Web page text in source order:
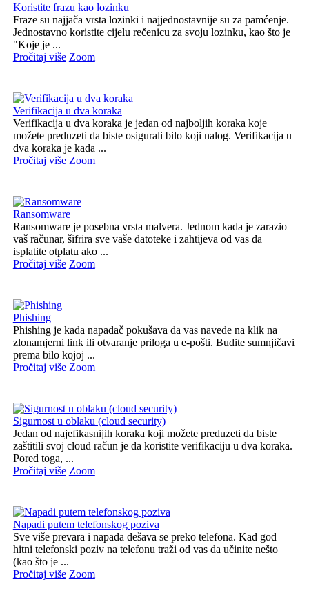
Koristite frazu kao lozinku
Fraze su najjača vrsta lozinki i najjednostavnije su za pamćenje.
Jednostavno koristite cijelu rečenicu za svoju lozinku, kao što je
"Koje je ...
Pročitaj više Zoom
Verifikacija u dva koraka
Verifikacija u dva koraka je jedan od najboljih koraka koje
možete preduzeti da biste osigurali bilo koji nalog. Verifikacija u
dva koraka je kada ...
Pročitaj više Zoom
Ransomware
Ransomware je posebna vrsta malvera. Jednom kada je zarazio
vaš računar, šifrira sve vaše datoteke i zahtijeva od vas da
isplatite otplatu ako ...
Pročitaj više Zoom
Phishing
Phishing je kada napadač pokušava da vas navede na klik na
zlonamjerni link ili otvaranje priloga u e-pošti. Budite sumnjičavi
prema bilo kojoj ...
Pročitaj više Zoom
Sigurnost u oblaku (cloud security)
Jedan od najefikasnijih koraka koji možete preduzeti da biste
zaštitili svoj cloud račun je da koristite verifikaciju u dva koraka.
Pored toga, ...
Pročitaj više Zoom
Napadi putem telefonskog poziva
Sve više prevara i napada dešava se preko telefona. Kad god
hitni telefonski poziv na telefonu traži od vas da učinite nešto
(kao što je ...
Pročitaj više Zoom